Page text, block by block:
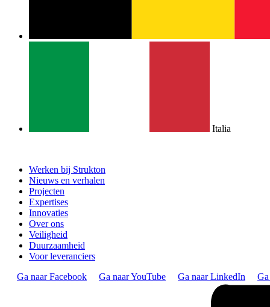
Italia
Werken bij Strukton
Nieuws en verhalen
Projecten
Expertises
Innovaties
Over ons
Veiligheid
Duurzaamheid
Voor leveranciers
Ga naar Facebook
Ga naar YouTube Ga naar LinkedIn